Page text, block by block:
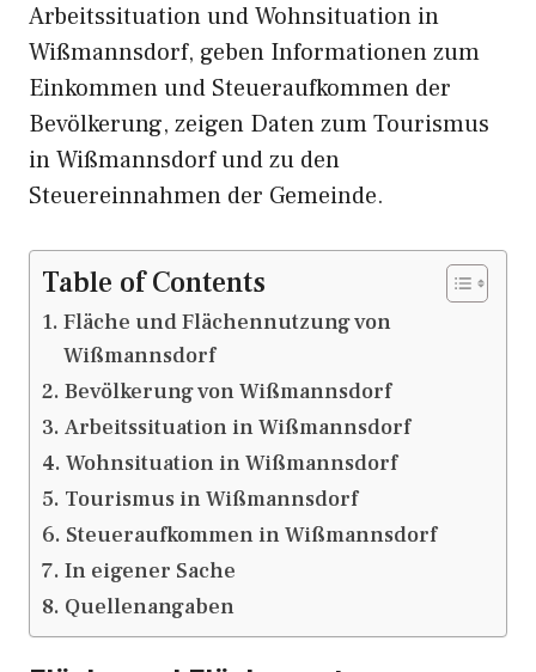
Arbeitssituation und Wohnsituation in
Wißmannsdorf, geben Informationen zum
Einkommen und Steueraufkommen der
Bevölkerung, zeigen Daten zum Tourismus
in Wißmannsdorf und zu den
Steuereinnahmen der Gemeinde.
Table of Contents
Fläche und Flächennutzung von
Wißmannsdorf
Bevölkerung von Wißmannsdorf
Arbeitssituation in Wißmannsdorf
Wohnsituation in Wißmannsdorf
Tourismus in Wißmannsdorf
Steueraufkommen in Wißmannsdorf
In eigener Sache
Quellenangaben